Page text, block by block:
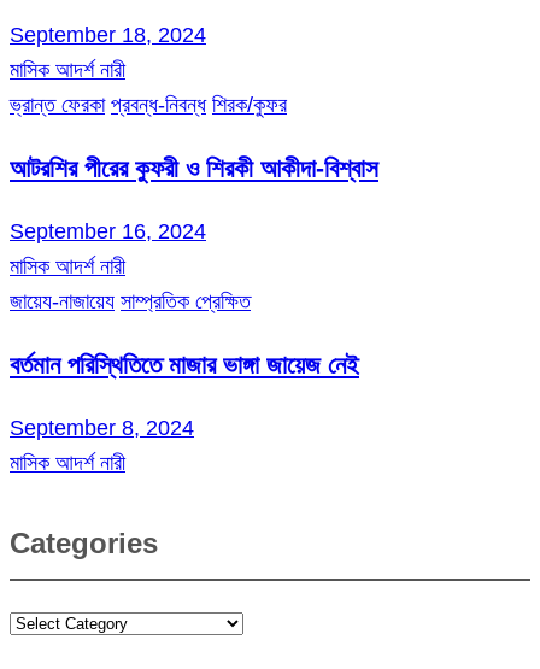
September 18, 2024
মাসিক আদর্শ নারী
ভ্রান্ত ফেরকা প্রবন্ধ-নিবন্ধ শিরক/কুফর
আটরশির পীরের কুফরী ও শিরকী আকীদা-বিশ্বাস
September 16, 2024
মাসিক আদর্শ নারী
জায়েয-নাজায়েয সাম্প্রতিক প্রেক্ষিত
বর্তমান পরিস্থিতিতে মাজার ভাঙ্গা জায়েজ নেই
September 8, 2024
মাসিক আদর্শ নারী
Categories
Categories